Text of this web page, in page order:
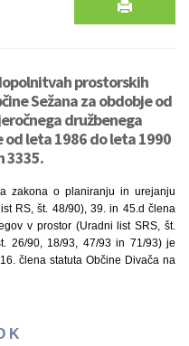
prostorskih
Sežana za obdobje od
družbenega
od leta 1986 do leta 1990
3335.
zakona o planiranju in urejanju
RS, št. 48/90), 39. in 45.d člena
v prostor (Uradni list SRS, št.
26/90, 18/93, 47/93 in 71/93) je
člena statuta Občine Divača na
K